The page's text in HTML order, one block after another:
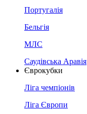
Португалія
Бельгія
МЛС
Саудівська Аравія
Єврокубки
Ліга чемпіонів
Ліга Європи